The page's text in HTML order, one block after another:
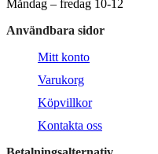
Måndag – fredag 10-12
Användbara sidor
Mitt konto
Varukorg
Köpvillkor
Kontakta oss